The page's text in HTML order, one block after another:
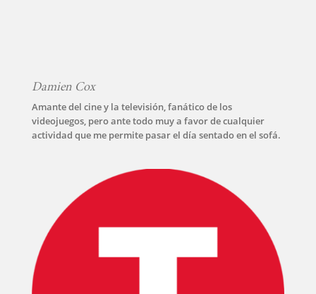
Damien Cox
Amante del cine y la televisión, fanático de los
videojuegos, pero ante todo muy a favor de cualquier
actividad que me permite pasar el día sentado en el sofá.